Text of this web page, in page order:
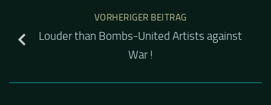
VORHERIGER BEITRAG
Louder than Bombs-United Artists against
War !